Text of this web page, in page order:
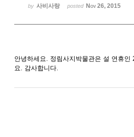
by 사비사랑 posted Nov 26, 2015
안녕하세요. 정림사지박물관은 설 연휴
요. 감사합니다.
5